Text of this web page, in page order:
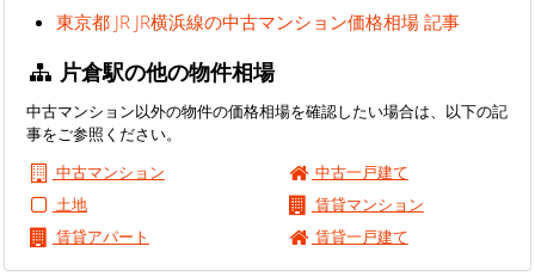
東京都 JR JR横浜線の中古マンション価格相場 記事
片倉駅の他の物件相場
中古マンション以外の物件の価格相場を確認したい場合は、以下の記
事をご参照ください。
中古マンション
中古一戸建て
土地
賃貸マンション
賃貸アパート
賃貸一戸建て